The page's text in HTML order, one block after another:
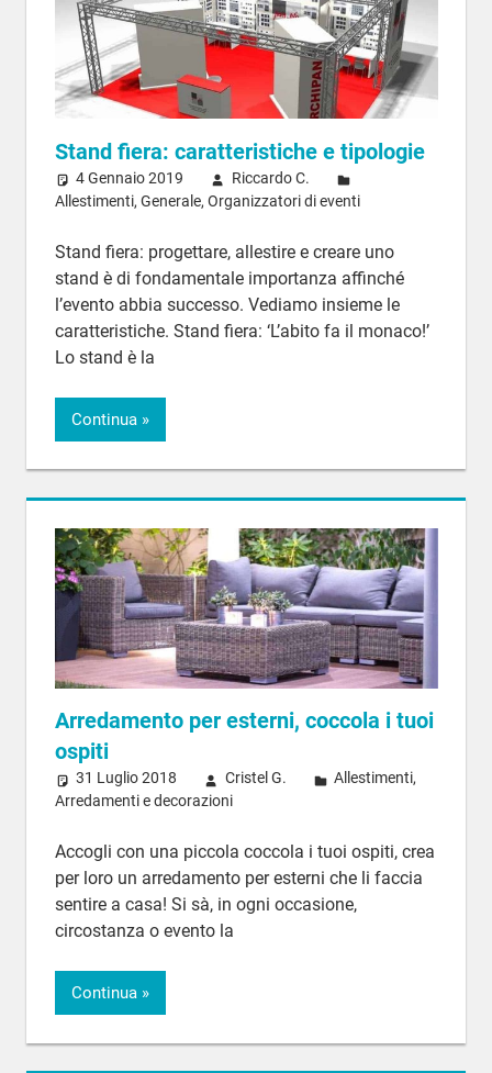
Stand fiera: caratteristiche e tipologie
4 Gennaio 2019
Riccardo C.
Allestimenti, Generale, Organizzatori di eventi
Stand fiera: progettare, allestire e creare uno
stand è di fondamentale importanza affinché
l’evento abbia successo. Vediamo insieme le
caratteristiche. Stand fiera: ‘L’abito fa il monaco!’
Lo stand è la
Continua
Arredamento per esterni, coccola i tuoi
ospiti
31 Luglio 2018 Cristel G. Allestimenti,
Arredamenti e decorazioni
Accogli con una piccola coccola i tuoi ospiti, crea
per loro un arredamento per esterni che li faccia
sentire a casa! Si sà, in ogni occasione,
circostanza o evento la
Continua